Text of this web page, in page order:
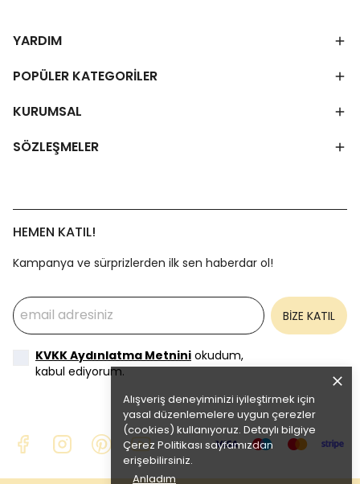
Alışveriş deneyiminizi iyileştirmek için
yasal düzenlemelere uygun çerezler
(cookies) kullanıyoruz. Detaylı bilgiye
Çerez Politikası sayfamızdan
erişebilirsiniz.
Anladım
YARDIM
POPÜLER KATEGORİLER
KURUMSAL
SÖZLEŞMELER
HEMEN KATIL!
Kampanya ve sürprizlerden ilk sen haberdar ol!
BİZE KATIL
KVKK Aydınlatma Metnini okudum,
kabul ediyorum.